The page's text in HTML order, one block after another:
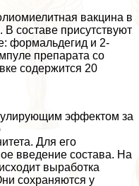
вакцина в
составе присутствуют
формальдегид и 2-
препарата со
содержится 20
эффектом за
Для его
введение состава. На
выработка
сохраняются у